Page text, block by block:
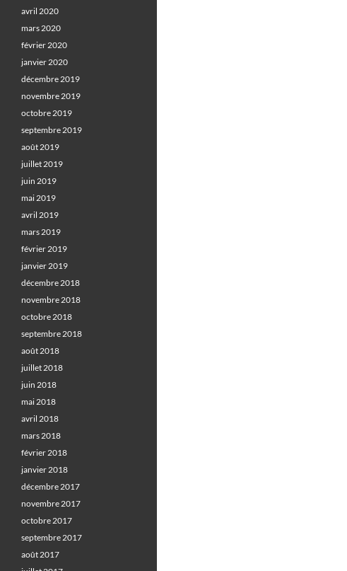
avril 2020
mars 2020
février 2020
janvier 2020
décembre 2019
novembre 2019
octobre 2019
septembre 2019
août 2019
juillet 2019
juin 2019
mai 2019
avril 2019
mars 2019
février 2019
janvier 2019
décembre 2018
novembre 2018
octobre 2018
septembre 2018
août 2018
juillet 2018
juin 2018
mai 2018
avril 2018
mars 2018
février 2018
janvier 2018
décembre 2017
novembre 2017
octobre 2017
septembre 2017
août 2017